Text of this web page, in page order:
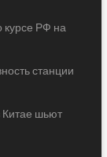
курсе РФ на
станции
Китае шьют